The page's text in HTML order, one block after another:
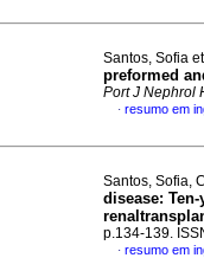
Santos, Sofia
preformed
Port J Nephrol
· resumo em
Santos, Sofia,
disease:
p.134-139.
· resumo em